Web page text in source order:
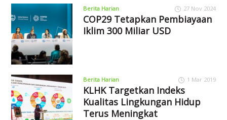
Berita Harian 27 Nov 2024
COP29 Tetapkan Pembiayaan
Iklim 300 Miliar USD
Berita Harian 1 Mar 2019
KLHK Targetkan Indeks
Kualitas Lingkungan Hidup
Terus Meningkat